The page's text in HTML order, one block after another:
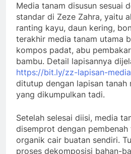
Media tanam disusun sesuai
standar di Zeze Zahra, yaitu
ranting kayu, daun kering,
terakhir media tanam utama
kompos padat, abu
bambu. Detail lapisannya
https://bit.ly/zz-lapisan-
ditutup dengan lapisan tanah
yang dikumpulkan tadi.
Setelah selesai diisi, media
disemprot dengan
organik cair buatan sendiri.
proses dekomposisi bahan-